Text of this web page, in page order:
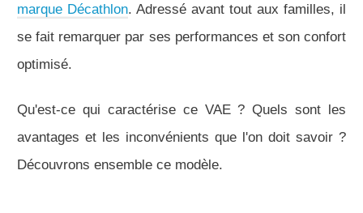
marque Décathlon. Adressé avant tout aux familles, il
se fait remarquer par ses performances et son confort
optimisé.
Qu'est-ce qui caractérise ce VAE ? Quels sont les
avantages et les inconvénients que l'on doit savoir ?
Découvrons ensemble ce modèle.